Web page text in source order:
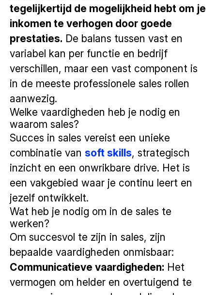
tegelijkertijd de mogelijkheid hebt om je
inkomen te verhogen door goede
prestaties. De balans tussen vast en
variabel kan per functie en bedrijf
verschillen, maar een vast component is
in de meeste professionele sales rollen
aanwezig.
Welke vaardigheden heb je nodig en
waarom sales?
Succes in sales vereist een unieke
combinatie van soft skills, strategisch
inzicht en een onwrikbare drive. Het is
een vakgebied waar je continu leert en
jezelf ontwikkelt.
Wat heb je nodig om in de sales te
werken?
Om succesvol te zijn in sales, zijn
bepaalde vaardigheden onmisbaar:
Communicatieve vaardigheden: Het
vermogen om helder en overtuigend te